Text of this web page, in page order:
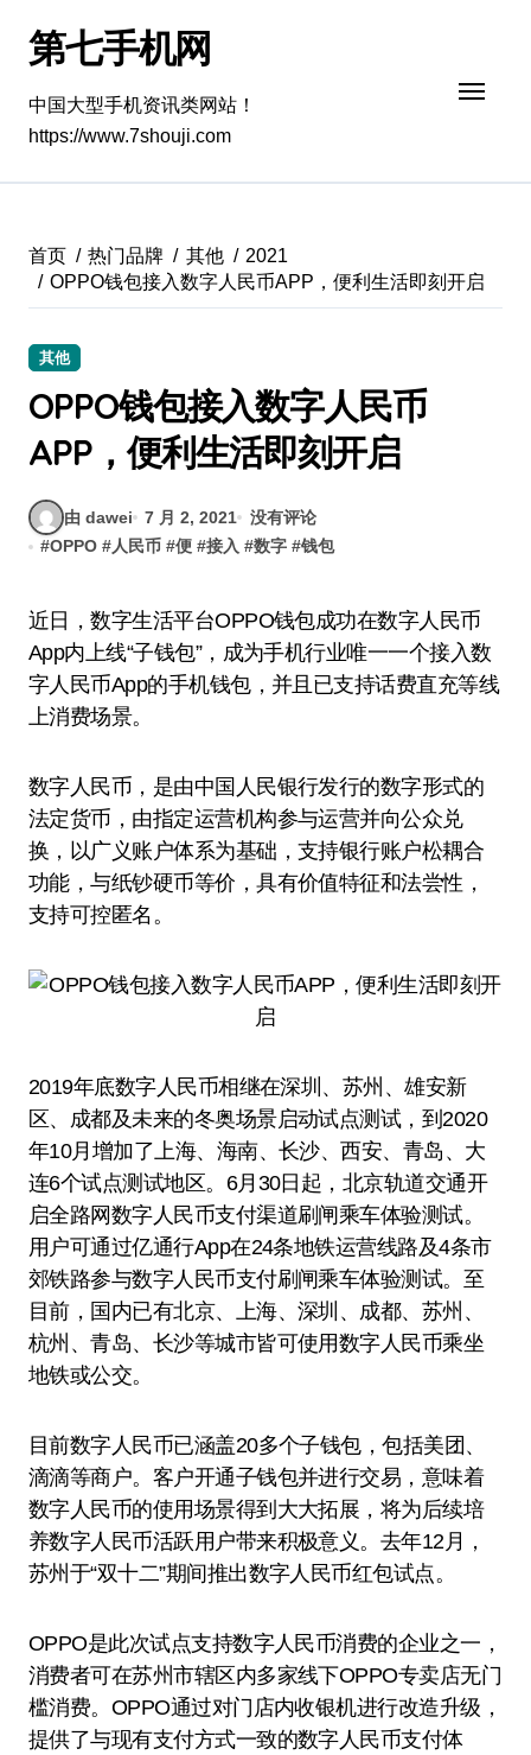
第七手机网
中国大型手机资讯类网站！
https://www.7shouji.com
首页 热门品牌 其他
2021
OPPO钱包接入数字人民币APP，便利生活即刻开启
其他
OPPO钱包接入数字人民币
APP，便利生活即刻开启
由 dawei 7 月 2, 2021
没有评论
#OPPO #人民币 #便 #接入 #数字 #钱包
近日，数字生活平台OPPO钱包成功在数字人民币
App内上线“子钱包”，成为手机行业唯一一个接入数
字人民币App的手机钱包，并且已支持话费直充等线
上消费场景。
数字人民币，是由中国人民银行发行的数字形式的
法定货币，由指定运营机构参与运营并向公众兑
换，以广义账户体系为基础，支持银行账户松耦合
功能，与纸钞硬币等价，具有价值特征和法尝性，
支持可控匿名。
2019年底数字人民币相继在深圳、苏州、雄安新
区、成都及未来的冬奥场景启动试点测试，到2020
年10月增加了上海、海南、长沙、西安、青岛、大
连6个试点测试地区。6月30日起，北京轨道交通开
启全路网数字人民币支付渠道刷闸乘车体验测试。
用户可通过亿通行App在24条地铁运营线路及4条市
郊铁路参与数字人民币支付刷闸乘车体验测试。至
目前，国内已有北京、上海、深圳、成都、苏州、
杭州、青岛、长沙等城市皆可使用数字人民币乘坐
地铁或公交。
目前数字人民币已涵盖20多个子钱包，包括美团、
滴滴等商户。客户开通子钱包并进行交易，意味着
数字人民币的使用场景得到大大拓展，将为后续培
养数字人民币活跃用户带来积极意义。去年12月，
苏州于“双十二”期间推出数字人民币红包试点。
OPPO是此次试点支持数字人民币消费的企业之一，
消费者可在苏州市辖区内多家线下OPPO专卖店无门
槛消费。OPPO通过对门店内收银机进行改造升级，
提供了与现有支付方式一致的数字人民币支付体